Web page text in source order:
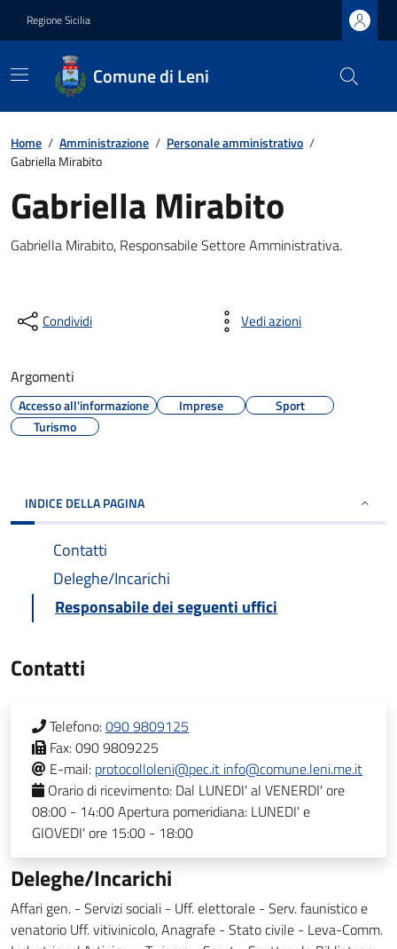
Regione Sicilia
Comune di Leni
Home / Amministrazione / Personale amministrativo /
Gabriella Mirabito
Gabriella Mirabito
Gabriella Mirabito, Responsabile Settore Amministrativa.
Condividi Vedi azioni
Argomenti
Accesso all'informazione Imprese
Sport
Turismo
INDICE DELLA PAGINA
Contatti
Deleghe/Incarichi
Responsabile dei seguenti uffici
Contatti
Telefono:090 9809125
Fax:090 9809225
E-mail: protocolloleni@pec.it info@comune.leni.me.it
Orario di ricevimento: Dal LUNEDI' al VENERDI' ore
08:00 - 14:00 Apertura pomeridiana: LUNEDI' e
GIOVEDI' ore 15:00 - 18:00
Deleghe/Incarichi
Affari gen. - Servizi sociali - Uff. elettorale - Serv. faunistico e
venatorio Uff. vitivinicolo, Anagrafe - Stato civile - Leva-Comm.